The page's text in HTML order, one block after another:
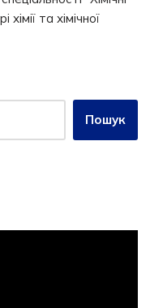
та хімічної
Пошук